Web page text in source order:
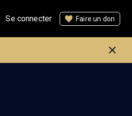
Se connecter Faire un don